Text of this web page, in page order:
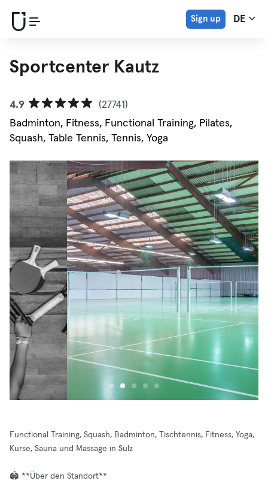
Sign up DE
Sportcenter Kautz
4.9
(27741)
Badminton, Fitness, Functional Training, Pilates,
Squash, Table Tennis, Tennis, Yoga
Functional Training, Squash, Badminton, Tischtennis, Fitness, Yoga,
Kurse, Sauna und Massage in Sülz
🏟️ **Über den Standort**